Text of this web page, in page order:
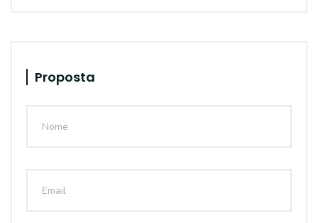
Proposta